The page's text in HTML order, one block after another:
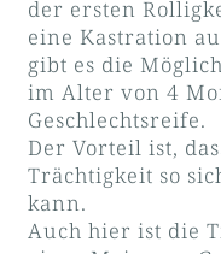
der ersten
eine Kastration
gibt es die
im Alter von 4
Geschlechtsreife.
Der Vorteil ist,
Trächtigkeit so
kann.
Auch hier ist die